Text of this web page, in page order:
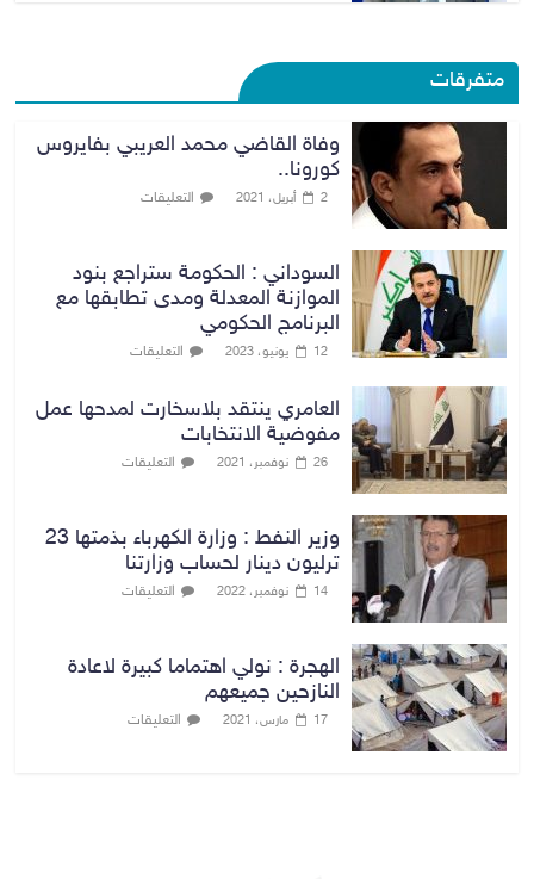
متفرقات
وفاة القاضي محمد العريبي بفايروس
كورونا..
2 أبريل، 2021 التعليقات
السوداني : الحكومة ستراجع بنود
الموازنة المعدلة ومدى تطابقها مع
البرنامج الحكومي
12 يونيو، 2023 التعليقات
العامري ينتقد بلاسخارت لمدحها عمل
مفوضية الانتخابات
26 نوفمبر، 2021 التعليقات
وزير النفط : وزارة الكهرباء بذمتها 23
ترليون دينار لحساب وزارتنا
14 نوفمبر، 2022 التعليقات
الهجرة : نولي اهتماما كبيرة لاعادة
النازحين جميعهم
17 مارس، 2021 التعليقات